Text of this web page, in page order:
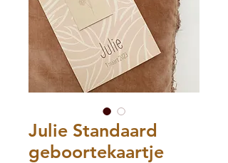
Julie Standaard
geboortekaartje